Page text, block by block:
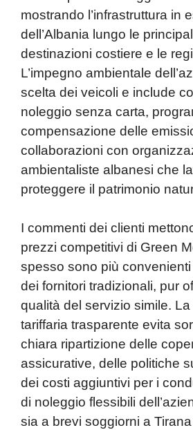
mostrando l’infrastruttura in
dell’Albania lungo le
destinazioni costiere e le
L’impegno ambientale
scelta dei veicoli e include
noleggio senza carta,
compensazione delle
collaborazioni con
ambientaliste albanesi che
proteggere il patrimonio
I commenti dei clienti
prezzi competitivi di Green
spesso sono più
dei fornitori tradizionali, pur
qualità del servizio simile.
tariffaria trasparente evita
chiara ripartizione delle
assicurative, delle politiche
dei costi aggiuntivi per i
di noleggio flessibili
sia a brevi soggiorni a